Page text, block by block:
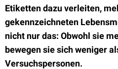
Etiketten dazu verleiten,
gekennzeichneten
nicht nur das: Obwohl sie
bewegen sie sich weniger
Versuchspersonen.